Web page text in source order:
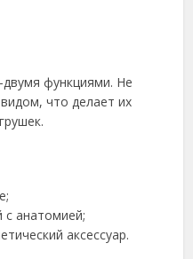
функциями. Не
что делает их
с анатомией;
аксессуар.